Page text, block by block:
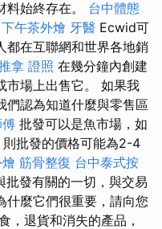
料始終存在。 台中體態
下午茶外燴 牙醫 Ecwid可
都在互聯網和世界各地銷
拿 證照 在幾分鐘內創建
市場上出售它。 如果我
們認為知道什麼與零售區
批發可以是魚市場，如
批發的價格可能為2-4
筋骨整復 台中泰式按
批發有關的一切，與交易
什麼它們很重要，請向您
，退貨和消失的產品，